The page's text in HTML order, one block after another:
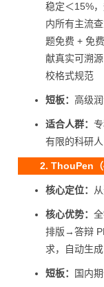
稳定＜15%
内所有主流
题免费 + 免
献真实可溯
校格式规范
短板： 高级
适合人群：
有限的科研人
2. ThouPen（
核心定位：
核心优势：
排版→答辩
求，自动生
短板： 国内